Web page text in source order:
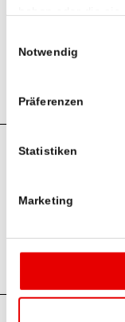
Notwendig
Präferenzen
Statistiken
Marketing